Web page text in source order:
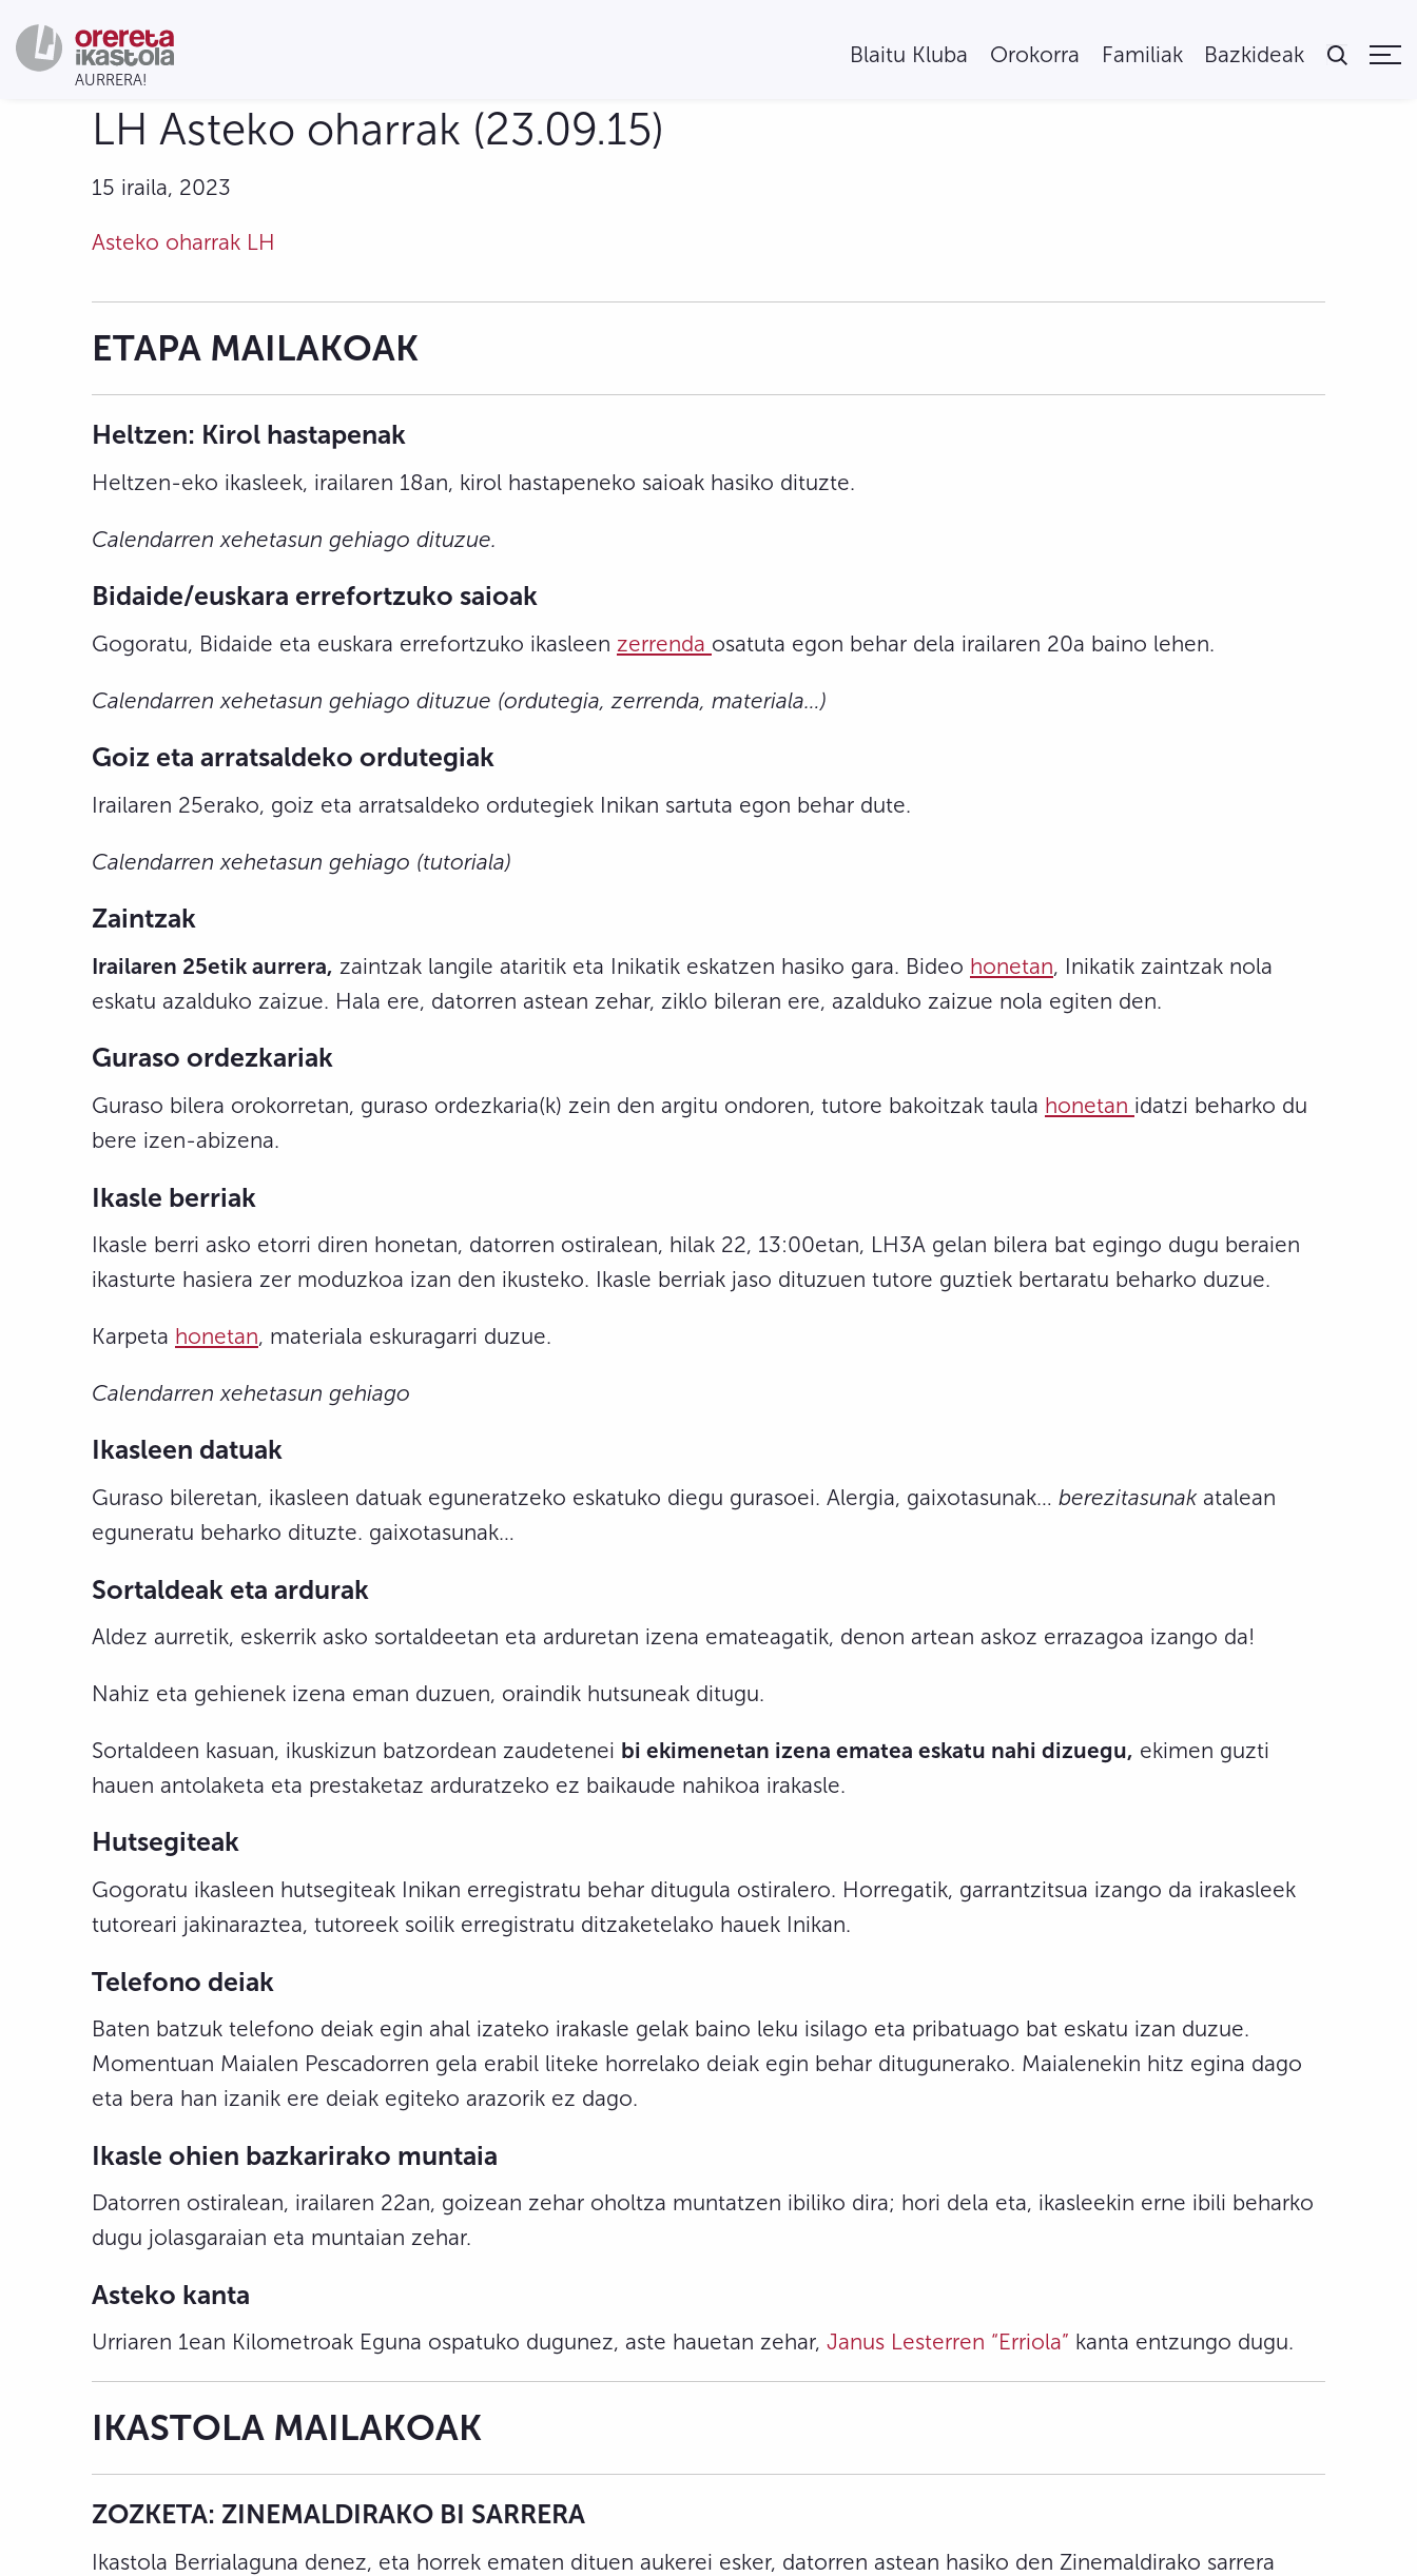
Blaitu Kluba Orokorra Familiak Bazkideak
LH Asteko oharrak (23.09.15)
15 iraila, 2023
Asteko oharrak LH
ETAPA MAILAKOAK
Heltzen: Kirol hastapenak
Heltzen-eko ikasleek, irailaren 18an, kirol hastapeneko saioak hasiko dituzte.
Calendarren xehetasun gehiago dituzue.
Bidaide/euskara errefortzuko saioak
Gogoratu, Bidaide eta euskara errefortzuko ikasleen zerrenda osatuta egon behar dela irailaren 20a baino lehen.
Calendarren xehetasun gehiago dituzue (ordutegia, zerrenda, materiala…)
Goiz eta arratsaldeko ordutegiak
Irailaren 25erako, goiz eta arratsaldeko ordutegiek Inikan sartuta egon behar dute.
Calendarren xehetasun gehiago (tutoriala)
Zaintzak
Irailaren 25etik aurrera, zaintzak langile ataritik eta Inikatik eskatzen hasiko gara. Bideo honetan, Inikatik zaintzak nola
eskatu azalduko zaizue. Hala ere, datorren astean zehar, ziklo bileran ere, azalduko zaizue nola egiten den.
Guraso ordezkariak
Guraso bilera orokorretan, guraso ordezkaria(k) zein den argitu ondoren, tutore bakoitzak taula honetan idatzi beharko du
bere izen-abizena.
Ikasle berriak
Ikasle berri asko etorri diren honetan, datorren ostiralean, hilak 22, 13:00etan, LH3A gelan bilera bat egingo dugu beraien
ikasturte hasiera zer moduzkoa izan den ikusteko. Ikasle berriak jaso dituzuen tutore guztiek bertaratu beharko duzue.
Karpeta honetan, materiala eskuragarri duzue.
Calendarren xehetasun gehiago
Ikasleen datuak
Guraso bileretan, ikasleen datuak eguneratzeko eskatuko diegu gurasoei. Alergia, gaixotasunak… berezitasunakatalean
eguneratu beharko dituzte. gaixotasunak…
Sortaldeak eta ardurak
Aldez aurretik, eskerrik asko sortaldeetan eta arduretan izena emateagatik, denon artean askoz errazagoa izango da!
Nahiz eta gehienek izena eman duzuen, oraindik hutsuneak ditugu.
Sortaldeen kasuan, ikuskizun batzordean zaudetenei bi ekimenetan izena ematea eskatu nahi dizuegu, ekimen guzti
hauen antolaketa eta prestaketaz arduratzeko ez baikaude nahikoa irakasle.
Hutsegiteak
Gogoratu ikasleen hutsegiteak Inikan erregistratu behar ditugula ostiralero. Horregatik, garrantzitsua izango da irakasleek
tutoreari jakinaraztea, tutoreek soilik erregistratu ditzaketelako hauek Inikan.
Telefono deiak
Baten batzuk telefono deiak egin ahal izateko irakasle gelak baino leku isilago eta pribatuago bat eskatu izan duzue.
Momentuan Maialen Pescadorren gela erabil liteke horrelako deiak egin behar ditugunerako. Maialenekin hitz egina dago
eta bera han izanik ere deiak egiteko arazorik ez dago.
Ikasle ohien bazkarirako muntaia
Datorren ostiralean, irailaren 22an, goizean zehar oholtza muntatzen ibiliko dira; hori dela eta, ikasleekin erne ibili beharko
dugu jolasgaraian eta muntaian zehar.
Asteko kanta
Urriaren 1ean Kilometroak Eguna ospatuko dugunez, aste hauetan zehar, Janus Lesterren “Erriola” kanta entzungo dugu.
IKASTOLA MAILAKOAK
ZOZKETA: ZINEMALDIRAKO BI SARRERA
Ikastola Berrialaguna denez, eta horrek ematen dituen aukerei esker, datorren astean hasiko den Zinemaldirako sarrera